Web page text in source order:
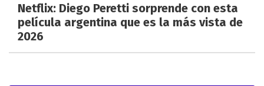
Netflix: Diego Peretti sorprende con esta
película argentina que es la más vista de
2026